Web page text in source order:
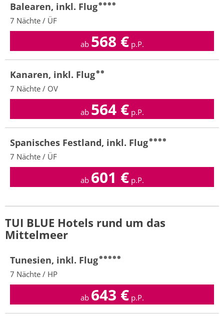
Balearen, inkl. Flug
7 Nächte / ÜF
ab 568 € p.P.
Kanaren, inkl. Flug
7 Nächte / OV
ab 564€ p.P.
Spanisches Festland, inkl. Flug
7 Nächte / ÜF
ab 601 € p.P.
TUI BLUE Hotels rund um das
Mittelmeer
Tunesien, inkl. Flug
7 Nächte / HP
ab 643 € p.P.